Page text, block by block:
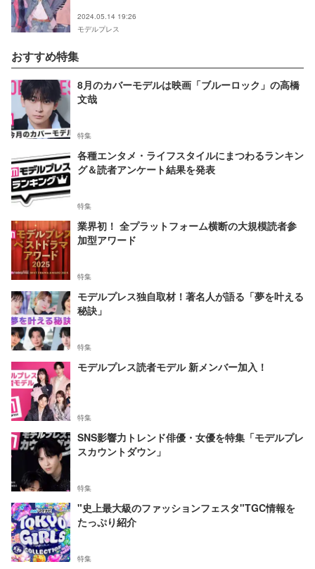
S】
2024.05.14 19:26
モデルプレス
おすすめ特集
8月のカバーモデルは映画「ブルーロック」の高橋
文哉
特集
各種エンタメ・ライフスタイルにまつわるランキン
グ＆読者アンケート結果を発表
特集
業界初！ 全プラットフォーム横断の大規模読者参
加型アワード
特集
モデルプレス独自取材！著名人が語る「夢を叶える
秘訣」
特集
モデルプレス読者モデル 新メンバー加入！
特集
SNS影響力トレンド俳優・女優を特集「モデルプレ
スカウントダウン」
特集
"史上最大級のファッションフェスタ"TGC情報を
たっぷり紹介
特集